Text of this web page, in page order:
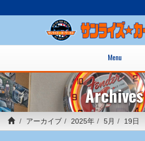
Menu
Archives
アーカイブ 2025年 5月 19日